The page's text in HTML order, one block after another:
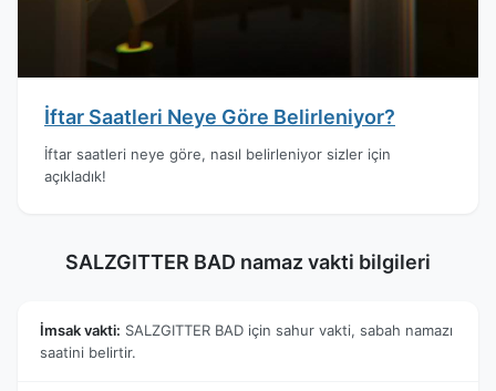
İftar Saatleri Neye Göre Belirleniyor?
İftar saatleri neye göre, nasıl belirleniyor sizler için
açıkladık!
SALZGITTER BAD namaz vakti bilgileri
İmsak vakti: SALZGITTER BAD için sahur vakti, sabah namazı
saatini belirtir.